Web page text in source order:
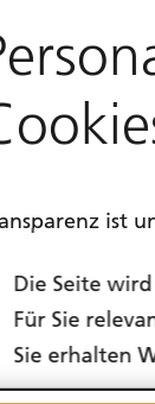
ist
Die Seite
Für Sie
Sie erhalten